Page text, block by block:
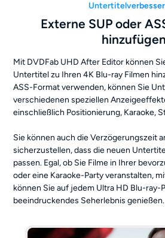
Externe SUP oder
hinzufügen
Mit DVDFab UHD After Editor können
Untertitel zu Ihren 4K Blu-ray Filmen
ASS-Format verwenden, können Sie
verschiedenen speziellen
einschließlich Positionierung, Karaoke,
Sie können auch die Verzögerungszeit
sicherzustellen, dass die neuen
passen. Egal, ob Sie Filme in Ihrer
oder eine Karaoke-Party veranstalten,
können Sie auf jedem Ultra HD Blu-ray-
beeindruckendes Seherlebnis genießen.